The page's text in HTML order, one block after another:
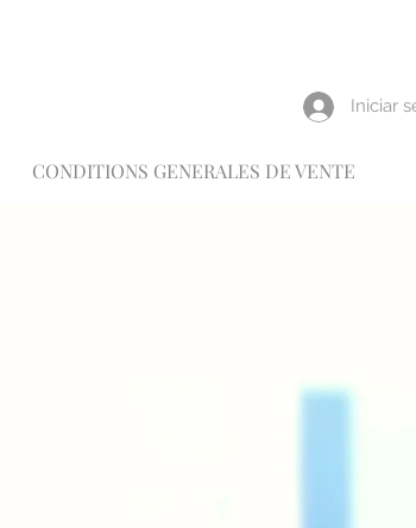
Iniciar
CONDITIONS GENERALES DE VENTE